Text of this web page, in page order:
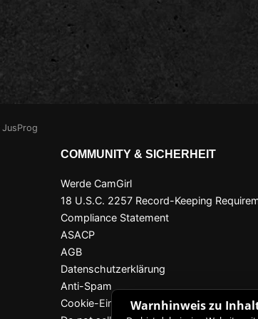
JusProg
COMMUNITY & SICHERHEIT
Werde CamGirl
18 U.S.C. 2257 Record-Keeping
Compliance Statement
ASACP
AGB
Datenschutzerklärung
Anti-Spam
Cookie-EinstellungenWarnhinweis zu